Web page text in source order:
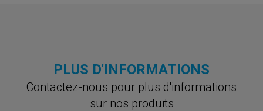
PLUS D'INFORMATIONS
Contactez-nous pour plus d'informations
sur nos produits